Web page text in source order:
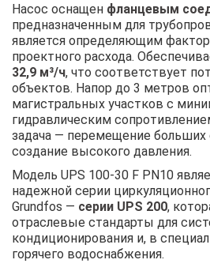
Насос оснащен фланцевым
предназначенным для
является определяющим
проектного расхода.
32,9 м³/ч, что соответствует
объектов. Напор до 3 метров
магистральных участков с
гидравлическим
задача — перемещение больших
создание высокого давления.
Модель UPS 100-30 F PN10
надежной серии
Grundfos — серии UPS 200,
отраслевые стандарты для
кондиционирования и, в
горячего водоснабжения.